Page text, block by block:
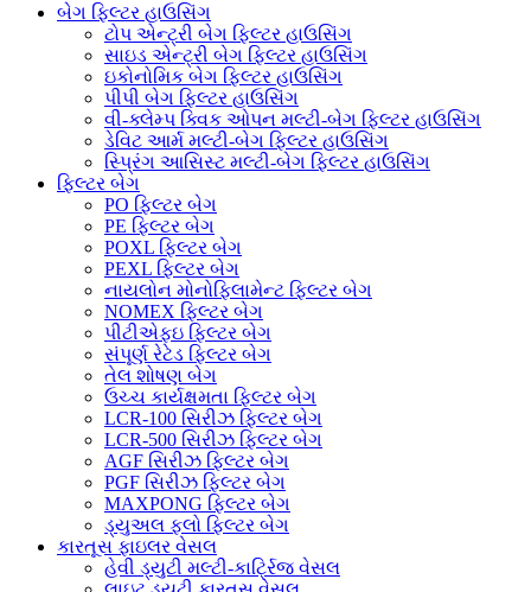
બેગ ફિલ્ટર હાઉસિંગ
ટોપ એન્ટ્રી બેગ ફિલ્ટર હાઉસિંગ
સાઇડ એન્ટ્રી બેગ ફિલ્ટર હાઉસિંગ
ઇકોનોમિક બેગ ફિલ્ટર હાઉસિંગ
પીપી બેગ ફિલ્ટર હાઉસિંગ
વી-ક્લેમ્પ ક્વિક ઓપન મલ્ટી-બેગ ફિલ્ટર હાઉસિંગ
ડેવિટ આર્મ મલ્ટી-બેગ ફિલ્ટર હાઉસિંગ
સ્પ્રિંગ આસિસ્ટ મલ્ટી-બેગ ફિલ્ટર હાઉસિંગ
ફિલ્ટર બેગ
PO ફિલ્ટર બેગ
PE ફિલ્ટર બેગ
POXL ફિલ્ટર બેગ
PEXL ફિલ્ટર બેગ
નાયલોન મોનોફિલામેન્ટ ફિલ્ટર બેગ
NOMEX ફિલ્ટર બેગ
પીટીએફઇ ફિલ્ટર બેગ
સંપૂર્ણ રેટેડ ફિલ્ટર બેગ
તેલ શોષણ બેગ
ઉચ્ચ કાર્યક્ષમતા ફિલ્ટર બેગ
LCR-100 સિરીઝ ફિલ્ટર બેગ
LCR-500 સિરીઝ ફિલ્ટર બેગ
AGF સિરીઝ ફિલ્ટર બેગ
PGF સિરીઝ ફિલ્ટર બેગ
MAXPONG ફિલ્ટર બેગ
ડ્યુઅલ ફ્લો ફિલ્ટર બેગ
કારતૂસ ફાઇલર વેસલ
હેવી ડ્યુટી મલ્ટી-કાર્ટ્રિજ વેસલ